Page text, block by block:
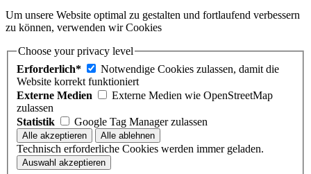
Um unsere Website optimal zu gestalten und fortlaufend verbessern
zu können, verwenden wir Cookies
Choose your privacy level
Erforderlich*
Notwendige Cookies zulassen, damit die
Website korrekt funktioniert
Externe Medien
Externe Medien wie OpenStreetMap
zulassen
Statistik
Google Tag Manager zulassen
Technisch erforderliche Cookies werden immer geladen.